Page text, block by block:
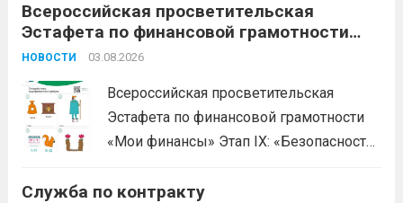
продолжается прием заявок на бесплатное участие в
обучающем проекте «Наше дело». Обучение
ориентировано на ветеранов боевых...
Всероссийская просветительская
Эстафета по финансовой грамотности
«Мои финансы»
НОВОСТИ 03.08.2026
Всероссийская просветительская
Эстафета по финансовой грамотности
«Мои финансы» Этап IX: «Безопасность
портале: моифинансы.рф
Служба по контракту